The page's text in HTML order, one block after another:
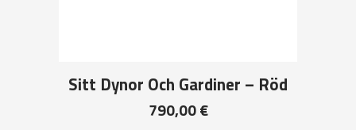
Sitt Dynor Och Gardiner – Röd
790,00€